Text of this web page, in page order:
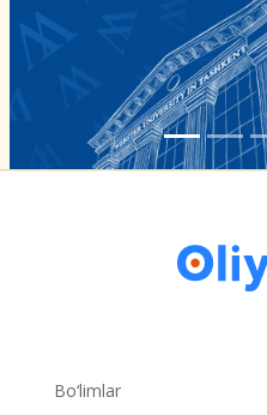
Bo‘limlar